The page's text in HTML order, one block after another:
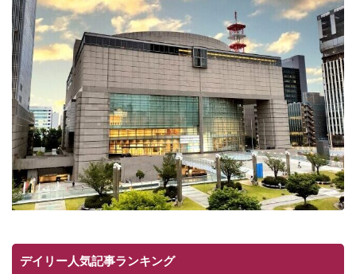
デイリー人気記事ランキング